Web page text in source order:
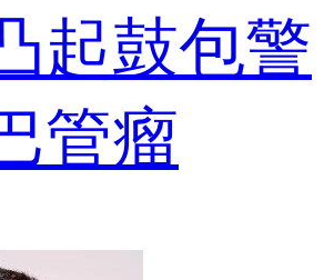
起鼓包警
管瘤